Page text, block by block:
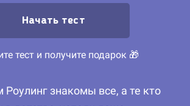
Начать тест
тест и получите подарок 🎁
Роулинг знакомы все, а те кто